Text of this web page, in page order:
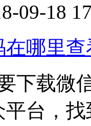
09-18
哪里
载微信
台，